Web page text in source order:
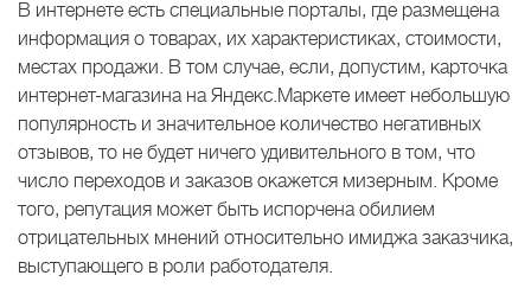
В интернете есть специальные порталы, где размещена
информация о товарах, их характеристиках, стоимости,
местах продажи. В том случае, если, допустим, карточка
интернет-магазина на Яндекс.Маркете имеет небольшую
популярность и значительное количество негативных
отзывов, то не будет ничего удивительного в том, что
число переходов и заказов окажется мизерным. Кроме
того, репутация может быть испорчена обилием
отрицательных мнений относительно имиджа заказчика,
выступающего в роли работодателя.